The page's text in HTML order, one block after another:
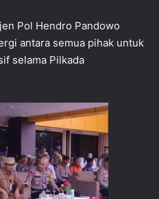
Pol Hendro Pandowo
antara semua pihak untuk
selama Pilkada